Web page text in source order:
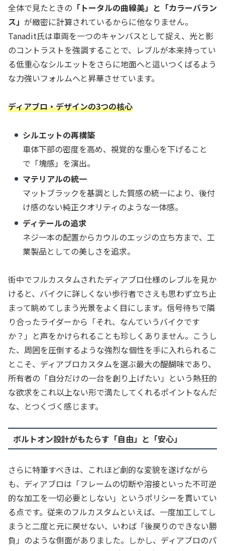
全体で見たときの 「トータルの曲線美」と「カラーバラン
ス」 が緻密に計算されているからに他なりません。
Tanadit氏は車両を一つのキャンバスとして捉え、光と影
のコントラストを強調することで、レブルが本来持ってい
る低重心なシルエットをさらに地面へと這いつくばるよう
な力強いフォルムへと昇華させています。
ディアブロ・デザインの3つの核心
シルエットの再構築
車体下部の密度を高め、視覚的な重心を下げること
で「塊感」を演出。
マテリアルの統一
マットブラックを基調とした質感の統一により、後付
け感のない純正クオリティのような一体感。
ディテールの追求
ネジ一本の配置からカウルのエッジの立ち方まで、工
業製品としての美しさを追求。
街中でフルカスタムされたディアブロ仕様のレブルを見か
けると、バイクに詳しくない歩行者でさえも思わず立ち止
まって眺めてしまう光景をよく目にします。信号待ちで隣
り合ったライダーから「それ、なんていうバイクです
か？」と声をかけられることも珍しくありません。こうし
た、周囲を圧倒するような強烈な個性を手に入れられるこ
とこそ、ディアブロカスタムを選ぶ最大の醍醐味であり、
所有者の「自分だけの一台を創り上げたい」という熱狂的
な欲求をこれ以上ない形で満たしてくれるポイントなんだ
な、とつくづく感じます。
ボルトオン設計がもたらす「自由」と「安心」
さらに特筆すべきは、これほど劇的な変貌を遂げながら
も、ディアブロは「フレームの切断や溶接といった不可逆
的な加工を一切必要としない」というポリシーを貫いてい
る点です。従来のフルカスタムといえば、一度加工してし
まうと二度と元に戻せない、いわば「後戻りのできない勝
負」のような側面がありました。しかし、ディアブロのパ